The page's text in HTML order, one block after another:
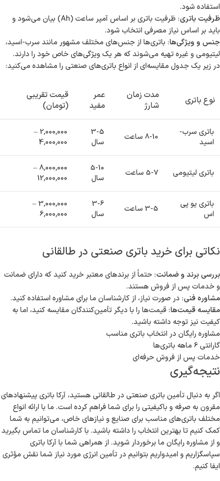
چیستند؟
برای انتخاب باتری صنعتی مناسب، در نظر گرفتن چندین عامل اصلی
ضروری است:
نوع کاربرد : باید مشخص کنید که باتری قرار است برای چه دستگاهی
باید بر اساس نیاز مصرفی انتخاب شود.
: باتری‌ها از جنس‌های مختلف مشهور مانند سرب-اسید،
در زیر یک جدول مقایسه‌ای از انواع باتری‌های صنعتی را مشاهده می‌کنید:
نوع باتری
شارژ
عمر
مفید
قیمت تقریبی
(تومان)
باتری سرب-
اسید
8-10 ساعت
3-5
سال
2,000,000 –
4,000,000
سال
12,000,000
باتری یو پی
اس
3-5 ساعت
3-6
3,000,000 –
6,000,000
نکاتی برای خرید باتری صنعتی در طالقانی
بررسی برند و ضمانت: حتماً از برندهای معتبر خرید کنید که دارای ضمانت
و خدمات پس از فروش هستند.
مشاوره فنی
: در صورت نیاز، از کارشناسان ما برای مشاوره استفاده کنید.
مقایسه قیمت‌ها
کیفیت نیز توجه داشته باشید.
مشاوره رایگان در انتخاب باتری مناسب
گارانتی 6 ماهه باتری‌ها
خدمات پس از فروش حرفه‌ای
نتیجه‌گیری
اگر به دنبال تأمین باتری صنعتی در طالقانی هستید، آرکا باتری پیشنهادهای